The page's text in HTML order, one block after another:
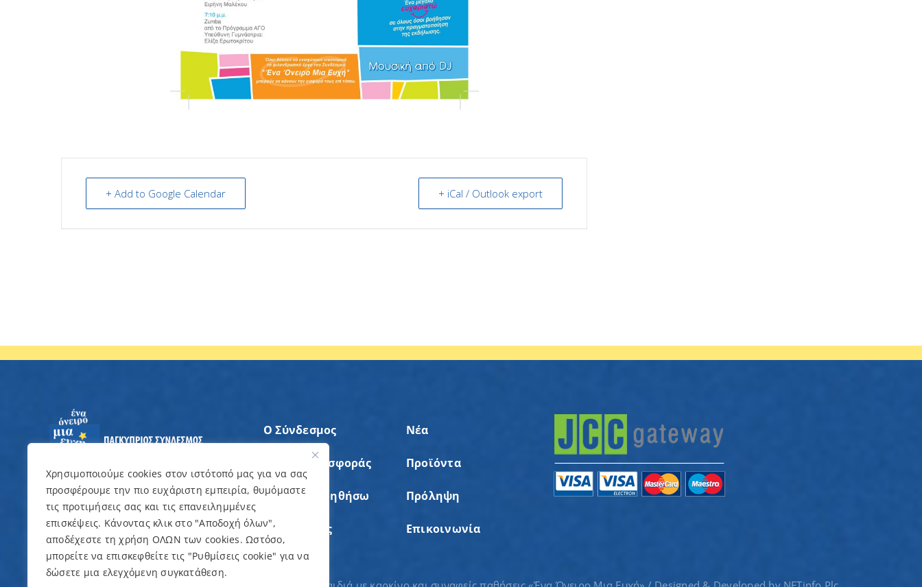
Χρησιμοποιούμε cookies στον ιστότοπό μας για να σας
προσφέρουμε την πιο ευχάριστη εμπειρία, θυμόμαστε
τις προτιμήσεις σας και τις επανειλημμένες
επισκέψεις. Κάνοντας κλικ στο "Αποδοχή όλων",
αποδέχεστε τη χρήση ΟΛΩΝ των cookies. Ωστόσο,
μπορείτε να επισκεφθείτε τις "Ρυθμίσεις cookie" για να
δώσετε μια ελεγχόμενη συγκατάθεση.
+ Add to Google Calendar + iCal / Outlook export
Ο Σύνδεσμος
Άξονες Προσφοράς
Θέλω να Βοηθήσω
Εκδηλώσεις
Νέα
Προϊόντα
Πρόληψη
Επικοινωνία